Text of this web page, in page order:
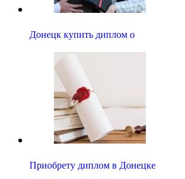
Донецк купить диплом о
Приобрету диплом в Донецке